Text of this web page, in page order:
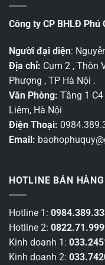
Công ty CP BHLĐ Phú
Người đại diện:
Địa chỉ: Cụm 2 , Thôn
Phượng , TP Hà Nội .
Văn Phòng: Tầng 1
Liêm, Hà Nội
Điện Thoại:
Email:
HOTLINE BÁN
Hotline 1:
Hotline 2:
Kinh doanh 1:
Kinh doanh 2: